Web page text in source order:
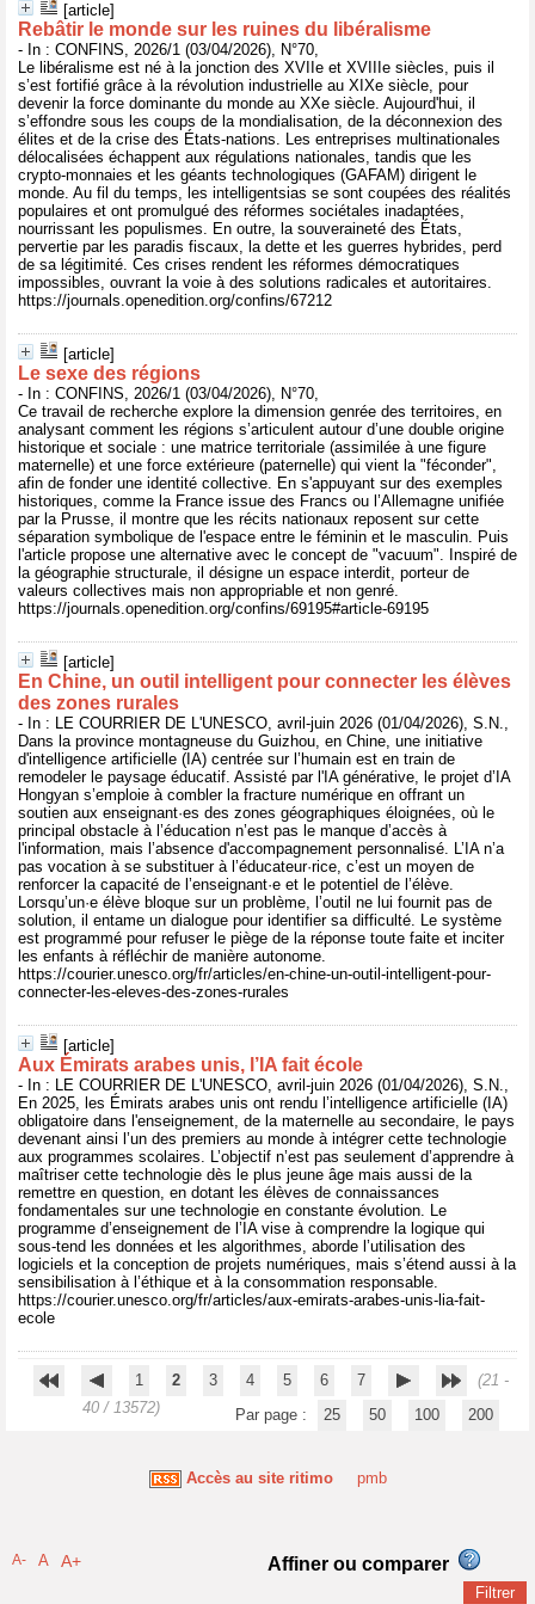
[article]
Rebâtir le monde sur les ruines du libéralisme
- In : CONFINS, 2026/1 (03/04/2026), N°70,
Le libéralisme est né à la jonction des XVIIe et XVIIIe siècles, puis il
s’est fortifié grâce à la révolution industrielle au XIXe siècle, pour
devenir la force dominante du monde au XXe siècle. Aujourd'hui, il
s’effondre sous les coups de la mondialisation, de la déconnexion des
élites et de la crise des États-nations. Les entreprises multinationales
délocalisées échappent aux régulations nationales, tandis que les
crypto-monnaies et les géants technologiques (GAFAM) dirigent le
monde. Au fil du temps, les intelligentsias se sont coupées des réalités
populaires et ont promulgué des réformes sociétales inadaptées,
nourrissant les populismes. En outre, la souveraineté des États,
pervertie par les paradis fiscaux, la dette et les guerres hybrides, perd
de sa légitimité. Ces crises rendent les réformes démocratiques
impossibles, ouvrant la voie à des solutions radicales et autoritaires.
https://journals.openedition.org/confins/67212
[article]
Le sexe des régions
- In : CONFINS, 2026/1 (03/04/2026), N°70,
Ce travail de recherche explore la dimension genrée des territoires, en
analysant comment les régions s’articulent autour d’une double origine
historique et sociale : une matrice territoriale (assimilée à une figure
maternelle) et une force extérieure (paternelle) qui vient la "féconder",
afin de fonder une identité collective. En s'appuyant sur des exemples
historiques, comme la France issue des Francs ou l’Allemagne unifiée
par la Prusse, il montre que les récits nationaux reposent sur cette
séparation symbolique de l'espace entre le féminin et le masculin. Puis
l'article propose une alternative avec le concept de "vacuum". Inspiré de
la géographie structurale, il désigne un espace interdit, porteur de
valeurs collectives mais non appropriable et non genré.
https://journals.openedition.org/confins/69195#article-69195
[article]
En Chine, un outil intelligent pour connecter les élèves
des zones rurales
- In : LE COURRIER DE L'UNESCO, avril-juin 2026 (01/04/2026), S.N.,
Dans la province montagneuse du Guizhou, en Chine, une initiative
d'intelligence artificielle (IA) centrée sur l’humain est en train de
remodeler le paysage éducatif. Assisté par l'IA générative, le projet d’IA
Hongyan s’emploie à combler la fracture numérique en offrant un
soutien aux enseignant·es des zones géographiques éloignées, où le
principal obstacle à l’éducation n’est pas le manque d’accès à
l'information, mais l’absence d'accompagnement personnalisé. L’IA n’a
pas vocation à se substituer à l’éducateur·rice, c’est un moyen de
renforcer la capacité de l’enseignant·e et le potentiel de l’élève.
Lorsqu’un·e élève bloque sur un problème, l’outil ne lui fournit pas de
solution, il entame un dialogue pour identifier sa difficulté. Le système
est programmé pour refuser le piège de la réponse toute faite et inciter
les enfants à réfléchir de manière autonome.
https://courier.unesco.org/fr/articles/en-chine-un-outil-intelligent-pour-
connecter-les-eleves-des-zones-rurales
[article]
Aux Émirats arabes unis, l’IA fait école
- In : LE COURRIER DE L'UNESCO, avril-juin 2026 (01/04/2026), S.N.,
En 2025, les Émirats arabes unis ont rendu l’intelligence artificielle (IA)
obligatoire dans l'enseignement, de la maternelle au secondaire, le pays
devenant ainsi l’un des premiers au monde à intégrer cette technologie
aux programmes scolaires. L’objectif n’est pas seulement d’apprendre à
maîtriser cette technologie dès le plus jeune âge mais aussi de la
remettre en question, en dotant les élèves de connaissances
fondamentales sur une technologie en constante évolution. Le
programme d’enseignement de l’IA vise à comprendre la logique qui
sous-tend les données et les algorithmes, aborde l’utilisation des
logiciels et la conception de projets numériques, mais s’étend aussi à la
sensibilisation à l’éthique et à la consommation responsable.
https://courier.unesco.org/fr/articles/aux-emirats-arabes-unis-lia-fait-
ecole
1 2 3 4 5 6 7
(21 -
40 / 13572)
Par page : 25 50 100 200
Accès au site ritimo pmb
A- A A+ Affiner ou comparer